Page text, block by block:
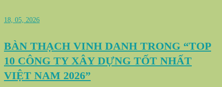
18, 05, 2026
BÀN THẠCH VINH DANH TRONG “TOP
10 CÔNG TY XÂY DỰNG TỐT NHẤT
VIỆT NAM 2026”